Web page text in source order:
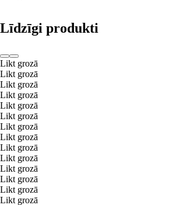
Līdzīgi produkti
Likt grozā
Likt grozā
Likt grozā
Likt grozā
Likt grozā
Likt grozā
Likt grozā
Likt grozā
Likt grozā
Likt grozā
Likt grozā
Likt grozā
Likt grozā
Likt grozā